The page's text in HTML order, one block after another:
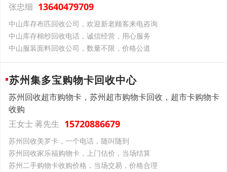
张忠细 13640479709
中山库存布匹回收公司，欢迎新老顾客来电咨询
中山库存棉纱回收电话，诚信经营，用心服务
中山服装面料回收公司，数量不限，价格公道
苏州集多宝购物卡回收中心
苏州回收超市购物卡，苏州超市购物卡回收，超市卡购物卡
收购
王女士 蒋先生 15720886679
苏州回收美罗卡，一个电话，随叫随到
苏州回收家乐福购物卡，上门估价，当场结算
苏州二手购物卡收购价格，当场交易，价格合理